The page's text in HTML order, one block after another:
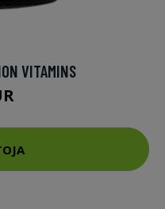
VITAMINS